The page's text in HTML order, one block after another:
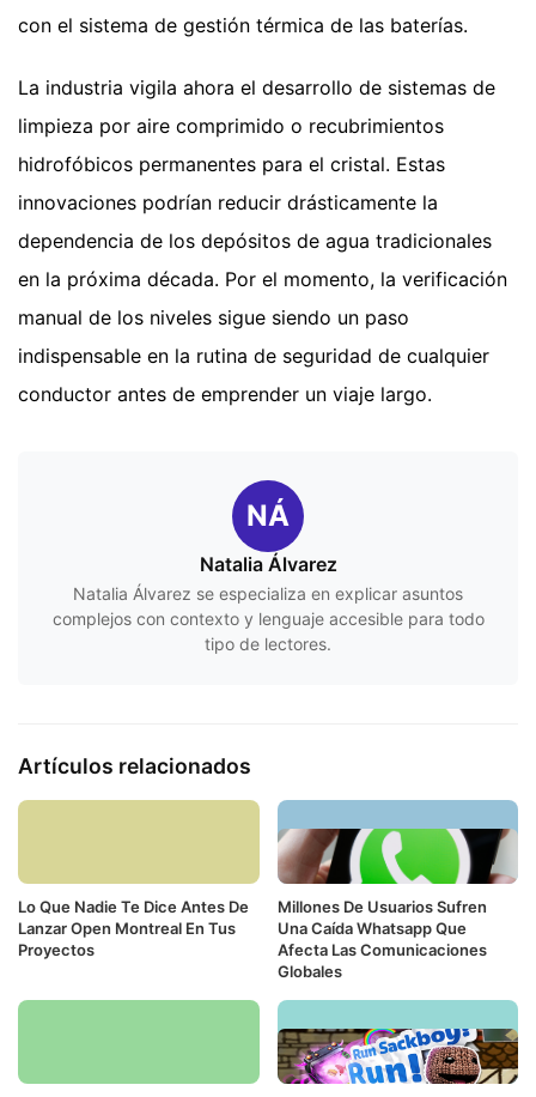
con el sistema de gestión térmica de las baterías.
La industria vigila ahora el desarrollo de sistemas de
limpieza por aire comprimido o recubrimientos
hidrofóbicos permanentes para el cristal. Estas
innovaciones podrían reducir drásticamente la
dependencia de los depósitos de agua tradicionales
en la próxima década. Por el momento, la verificación
manual de los niveles sigue siendo un paso
indispensable en la rutina de seguridad de cualquier
conductor antes de emprender un viaje largo.
NÁ
Natalia Álvarez
Natalia Álvarez se especializa en explicar asuntos
complejos con contexto y lenguaje accesible para todo
tipo de lectores.
Artículos relacionados
Lo Que Nadie Te Dice Antes De
Lanzar Open Montreal En Tus
Proyectos
Millones De Usuarios Sufren
Una Caída Whatsapp Que
Afecta Las Comunicaciones
Globales